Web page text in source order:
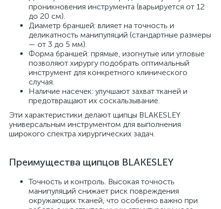
проникновения инструмента (варьируется от 12
до 20 см).
Диаметр браншей: влияет на точность и
деликатность манипуляций (стандартные размеры
— от 3 до 5 мм).
Форма браншей: прямые, изогнутые или угловые
позволяют хирургу подобрать оптимальный
инструмент для конкретного клинического
случая.
Наличие насечек: улучшают захват тканей и
предотвращают их соскальзывание.
Эти характеристики делают щипцы BLAKESLEY
универсальным инструментом для выполнения
широкого спектра хирургических задач.
Преимущества щипцов BLAKESLEY
Точность и контроль. Высокая точность
манипуляций снижает риск повреждения
окружающих тканей, что особенно важно при